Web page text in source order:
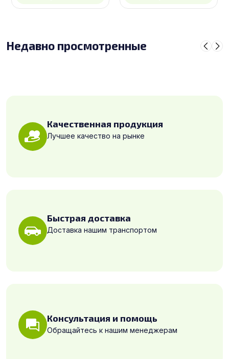
Недавно просмотренные
Качественная продукция
Лучшее качество на рынке
Быстрая доставка
Доставка нашим транспортом
Консультация и помощь
Обращайтесь к нашим менеджерам